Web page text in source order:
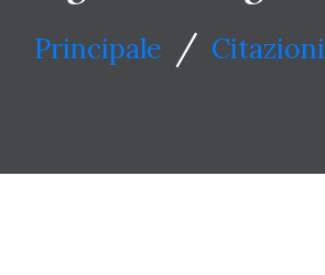
Principale / Citazioni